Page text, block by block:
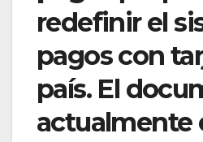
redefinir el
pagos con
país. El
actualmente